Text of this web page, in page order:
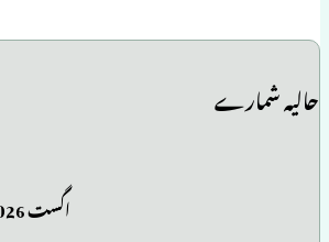
حالیہ شمارے
اگست 2026